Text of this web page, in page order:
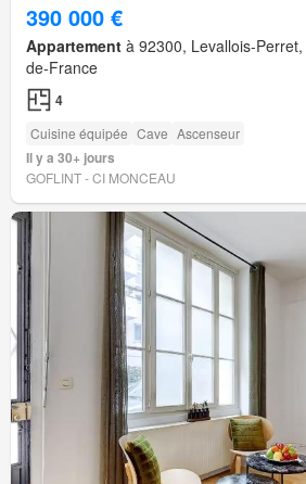
390 000 €
Appartement à 92300, Levallois-
de-France
4
Cuisine équipée Cave Ascenseur
Il y a 30+ jours
GOFLINT - CI MONCEAU